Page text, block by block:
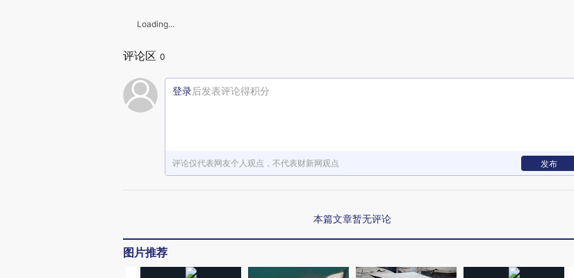
Loading...
评论区 0
登录后发表评论得积分
评论仅代表网友个人观点，不代表财新网观点 发布
本篇文章暂无评论
图片推荐